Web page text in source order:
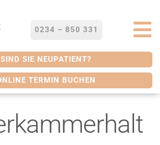
0234 – 850 331
STARTSEITE
LEISTUNGEN
SERVICES
SIND SIE NEUPATIENT?
TERMIN BUCHEN